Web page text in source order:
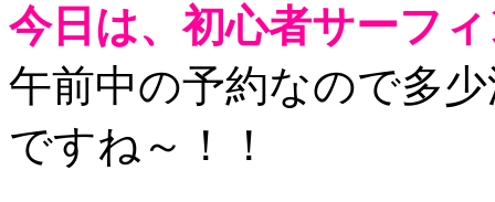
今日は、初心者サーフ
午前中の予約なので多
ですね～！！